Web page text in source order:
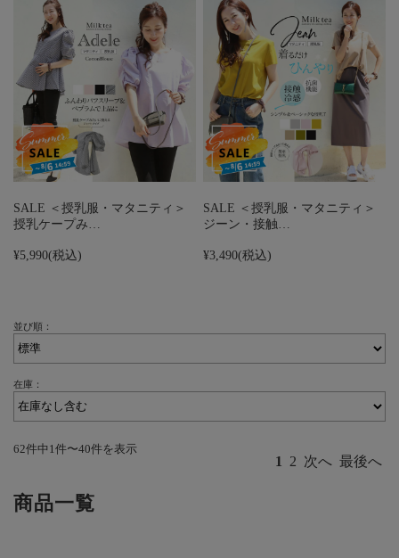
SALE ＜授乳服・マタニティ＞
授乳ケープみ…
¥5,990(税込)
SALE ＜授乳服・マタニティ＞
ジーン・接触…
¥3,490(税込)
並び順：
在庫：
62件中1件〜40件を表示
1 2 次へ 最後へ
商品一覧